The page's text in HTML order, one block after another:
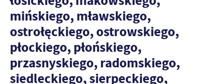
mińskiego, mławskiego,
ostrołęckiego, ostrowskiego,
płockiego, płońskiego,
przasnyskiego, radomskiego,
siedleckiego, sierpeckiego,